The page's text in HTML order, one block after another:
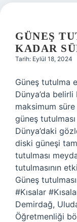
GÜNEŞ
KADAR
Tarih: Eylül 18, 2024
Güneş tutulma
Dünya’da
maksimum
güneş
Dünya’daki
diski güneşi
tutulması
tutulmasının
Güneş
#Kısalar
Demirdağ,
Öğretmenliği